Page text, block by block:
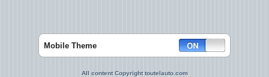
Mobile Theme
All content Copyright toutelauto.com